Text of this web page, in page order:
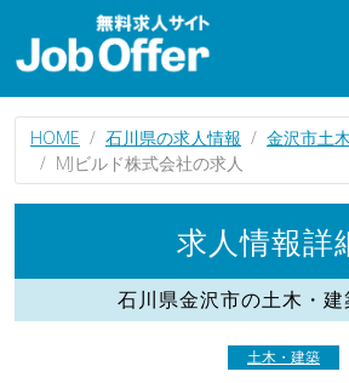
HOME 石川県の求人情報
金沢市土
MJビルド株式会社の求人
求人情報詳
石川県金沢市の土木・建
土木・建築